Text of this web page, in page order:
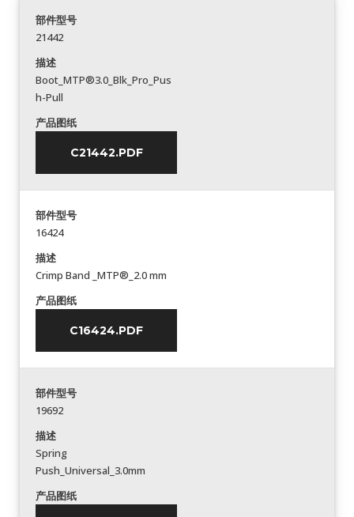
部件型号
21442
描述
Boot_MTP®3.0_Blk_Pro_Pus
h-Pull
产品图纸
C21442.PDF
部件型号
16424
描述
Crimp Band _MTP®_2.0 mm
产品图纸
C16424.PDF
部件型号
19692
描述
Spring
Push_Universal_3.0mm
产品图纸